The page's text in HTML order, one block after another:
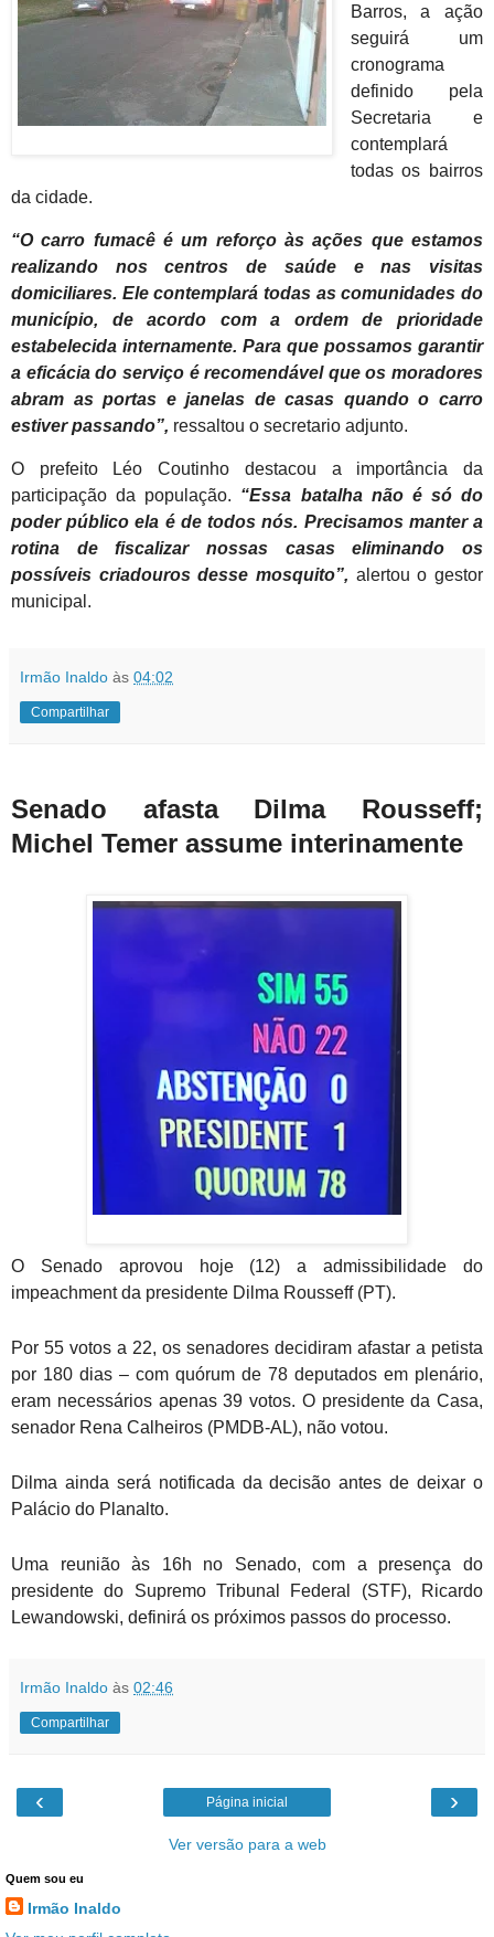
Barros, a ação
seguirá um
cronograma
definido pela
Secretaria e
contemplará
todas os bairros
da cidade.
“O carro fumacê é um reforço às ações que estamos
realizando nos centros de saúde e nas visitas
domiciliares. Ele contemplará todas as comunidades do
município, de acordo com a ordem de prioridade
estabelecida internamente. Para que possamos garantir
a eficácia do serviço é recomendável que os moradores
abram as portas e janelas de casas quando o carro
estiver passando”, ressaltou o secretario adjunto.
O prefeito Léo Coutinho destacou a importância da
participação da população. “Essa batalha não é só do
poder público ela é de todos nós. Precisamos manter a
rotina de fiscalizar nossas casas eliminando os
possíveis criadouros desse mosquito”, alertou o gestor
municipal.
Irmão Inaldo às 04:02
Compartilhar
Senado afasta Dilma Rousseff;
Michel Temer assume interinamente
O Senado aprovou hoje (12) a admissibilidade do
impeachment da presidente Dilma Rousseff (PT).
Por 55 votos a 22, os senadores decidiram afastar a petista
por 180 dias – com quórum de 78 deputados em plenário,
eram necessários apenas 39 votos. O presidente da Casa,
senador Rena Calheiros (PMDB-AL), não votou.
Dilma ainda será notificada da decisão antes de deixar o
Palácio do Planalto.
Uma reunião às 16h no Senado, com a presença do
presidente do Supremo Tribunal Federal (STF), Ricardo
Lewandowski, definirá os próximos passos do processo.
Irmão Inaldo às 02:46
Compartilhar
‹ ›
Página inicial
Ver versão para a web
Quem sou eu
Irmão Inaldo